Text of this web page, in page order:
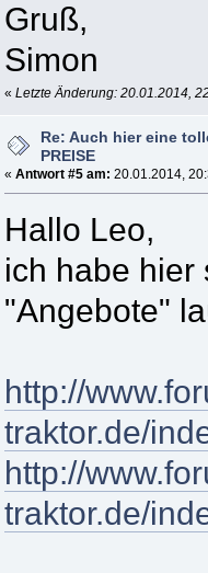
Gruß,
Simon
«Letzte Änderung: 20.01.2014,
Re: Auch hier eine
PREISE
«Antwort #5 am: 20.01.2014,
Hallo Leo,
ich habe hier
"Angebote"
http://
traktor.de/
http://
traktor.de/